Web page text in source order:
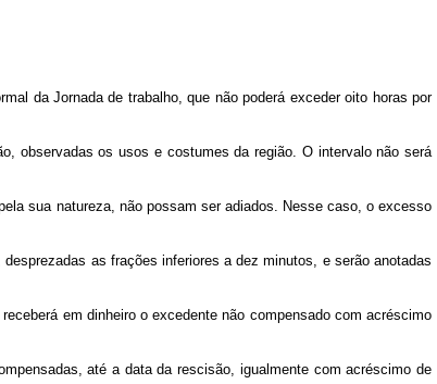
da Jornada de trabalho, que não poderá exceder oito horas por
observadas os usos e costumes da região. O intervalo não será
sua natureza, não possam ser adiados. Nesse caso, o excesso
as frações inferiores a dez minutos, e serão anotadas
em dinheiro o excedente não compensado com acréscimo
até a data da rescisão, igualmente com acréscimo de